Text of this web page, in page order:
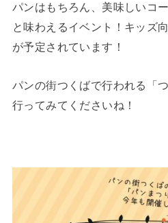
パンはもちろん、美味しいコ
と味わえるイベント！キッズ
が予定されています！
パンの街つくばで行われる「
行ってみてくださいね！